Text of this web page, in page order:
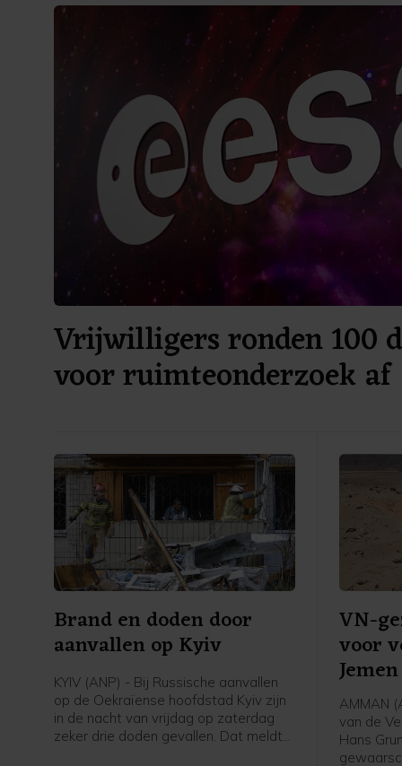
Vrijwilligers ronden 100
voor ruimteonderzoek af
Brand en doden door
aanvallen op Kyiv
KYIV (ANP) - Bij Russische aanvallen
op de Oekraïense hoofdstad Kyiv zijn
in de nacht van vrijdag op zaterdag
zeker drie doden gevallen. Dat meldt
VN-
voor
Jemen
AMMAN
van de
Hans